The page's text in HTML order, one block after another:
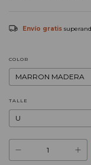
Envío gratis
COLOR
TALLE